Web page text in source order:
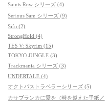
Saints Row シリーズ (4)
Serious Sam シリーズ (9)
Sifu (2)
StrongHold (4)
TES V: Skyrim (15)
TOKYO JUNGLE (3)
Trackmania シリーズ (3)
UNDERTALE (4)
オクトパストラベラーシリーズ (5)
カサブランカに愛を（時を越えた手紙／